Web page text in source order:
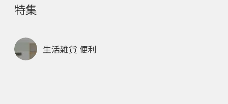
特集
生活雑貨 便利